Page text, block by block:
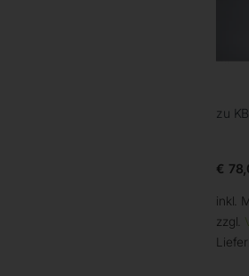
zu
€
inkl.
zzgl.